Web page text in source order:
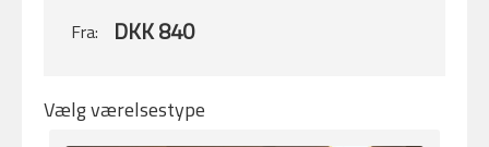
Fra:
DKK 840
Vælg værelsestype